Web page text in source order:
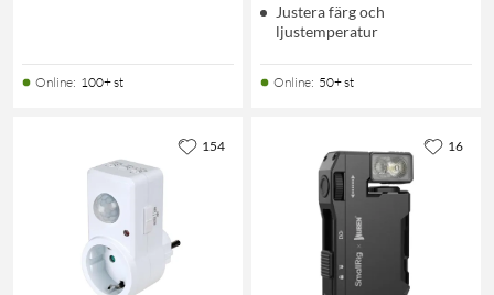
Online: 100+ st
Justera färg och
ljustemperatur
Online: 50+ st
154 16